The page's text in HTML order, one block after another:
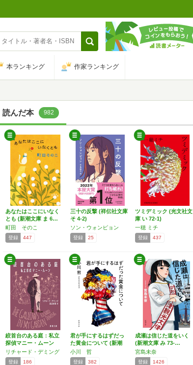
本ランキング 作家ランキング
読んだ本 982
あなたはここにいなく
とも (新潮文庫 ま 6…
町田 そのこ
登録 447
三十の反撃 (祥伝社文庫
そ 4-2)
ソン・ウォンピョン
登録 25
ツミデミック (光文社文
庫 い 72-1)
一穂 ミチ
登録 437
絞首台のある庭：私立
探偵マニー・ムーン
(新…
リチャード・デミング
登録 186
君が手にするはずだっ
た黄金について (新潮
文…
小川 哲
登録 382
成瀬は信じた道をいく
(新潮文庫 み 73-…
宮島未奈
登録 1426